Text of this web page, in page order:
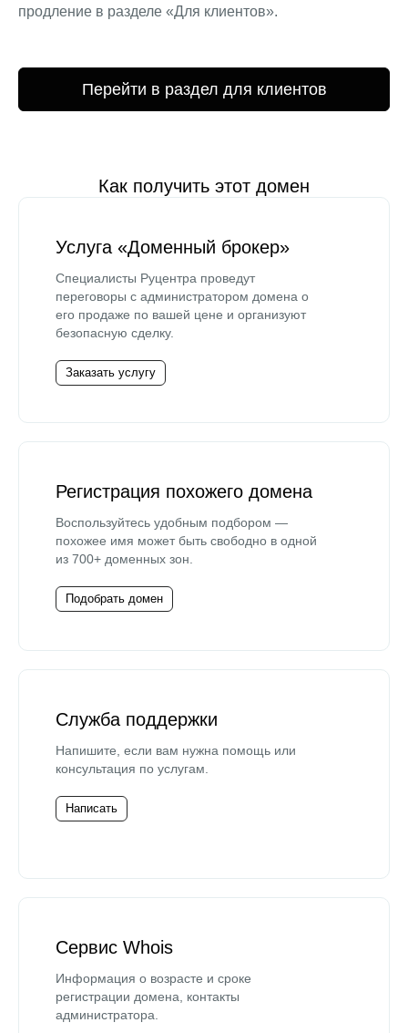
продление в разделе «Для клиентов».
Перейти в раздел для клиентов
Как получить этот домен
Услуга «Доменный брокер»
Специалисты Руцентра проведут
переговоры с администратором домена о
его продаже по вашей цене и организуют
безопасную сделку.
Заказать услугу
Регистрация похожего домена
Воспользуйтесь удобным подбором —
похожее имя может быть свободно в одной
из 700+ доменных зон.
Подобрать домен
Служба поддержки
Напишите, если вам нужна помощь или
консультация по услугам.
Написать
Сервис Whois
Информация о возрасте и сроке
регистрации домена, контакты
администратора.